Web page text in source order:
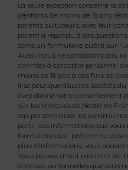
La seule exception concerne la
d’enfants de moins de 18 ans
parents ou tuteurs, avec leur
parent a répondu à des
dans un formulaire publié sur
Aussi, nous ne contactons pas,
données à caractère personnel
moins de 18 ans à des fins de
Il se peut que d’autres sociétés
avez donné votre consentement
sur les Marques de Nestlé en
cas personnaliser les
partir des informations que vous
formulaires (ex : prénom ou date
plus d’informations, vous pouvez
Vous pouvez à tout moment
données personnelles que vous